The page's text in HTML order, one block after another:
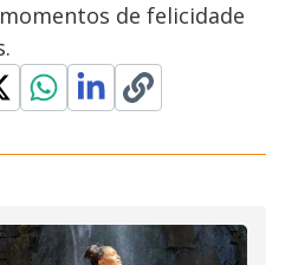
de felicidade